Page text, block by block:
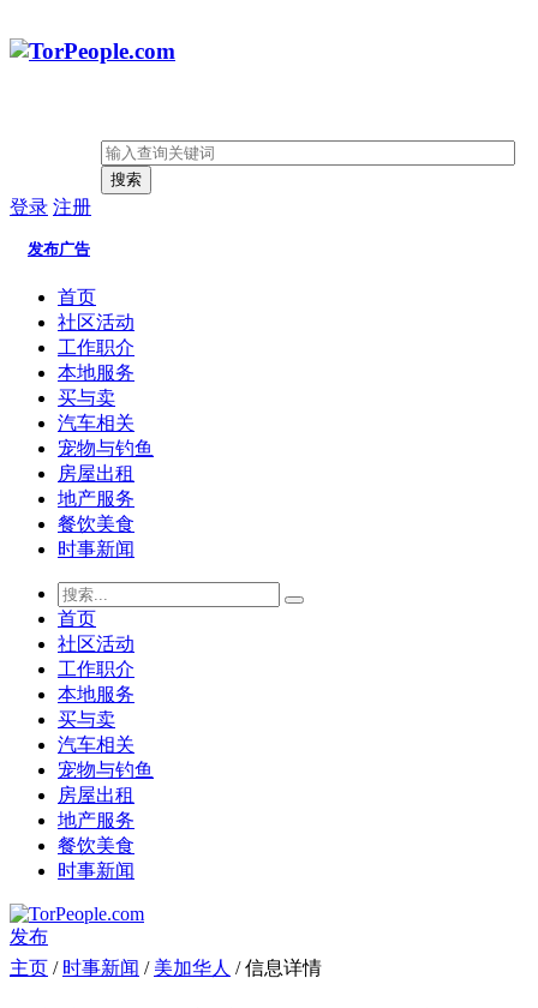
搜索
登录 注册
发布广告
首页
社区活动
工作职介
本地服务
买与卖
汽车相关
宠物与钓鱼
房屋出租
地产服务
餐饮美食
时事新闻
首页
社区活动
工作职介
本地服务
买与卖
汽车相关
宠物与钓鱼
房屋出租
地产服务
餐饮美食
时事新闻
发布
主页 / 时事新闻 / 美加华人 / 信息详情